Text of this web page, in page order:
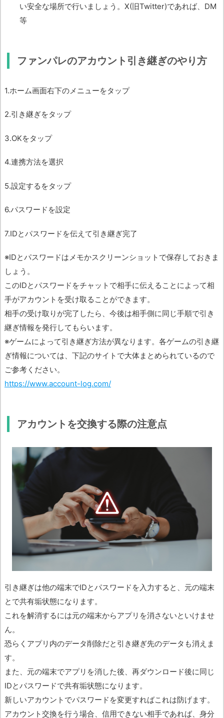
い安全な場所で行いましょう。X(旧Twitter)であれば、DM
等
ファンパレのアカウント引き継ぎのやり方
1.ホーム画面右下のメニューをタップ
2.引き継ぎをタップ
3.OKをタップ
4.連携方法を選択
5.設定するをタップ
6.パスワードを設定
7.IDとパスワードを伝えて引き継ぎ完了
※IDとパスワードはメモかスクリーンショットで保存しておきま
しょう。
このIDとパスワードをチャットで相手に伝えることによって相
手がアカウントを受け取ることができます。
相手の受け取りが完了したら、今後は相手側に同じ手順で引き
継ぎ情報を発行してもらいます。
※ゲームによって引き継ぎ方法が異なります。各ゲームの引き継
ぎ情報については、下記のサイトで大体まとめられているので
ご参考ください。
https://www.account-log.com/
アカウントを交換する際の注意点
引き継ぎは他の端末でIDとパスワードを入力すると、元の端末
とで共有垢状態になります。
これを解消するには元の端末からアプリを消さないといけませ
ん。
恐らくアプリ内のデータ削除だと引き継ぎ先のデータも消えま
す。
また、元の端末でアプリを消した後、再ダウンロード後に同じ
IDとパスワードで共有垢状態になります。
新しいアカウントでパスワードを変更すればこれは防げます。
アカウント交換を行う場合、信用できない相手であれば、身分